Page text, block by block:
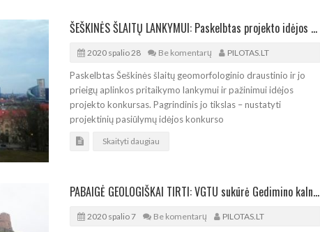
ŠEŠKINĖS ŠLAITŲ LANKYMUI: Paskelbtas projekto idėjos konkursas
2020 spalio 28 Be komentarų PILOTAS.LT
Paskelbtas Šeškinės šlaitų geomorfologinio draustinio ir jo
prieigų aplinkos pritaikymo lankymui ir pažinimui idėjos
projekto konkursas. Pagrindinis jo tikslas – nustatyti
projektinių pasiūlymų idėjos konkurso
Skaityti daugiau
PABAIGĖ GEOLOGIŠKAI TIRTI: VGTU sukūrė Gedimino kalno 3D modelį
2020 spalio 7 Be komentarų PILOTAS.LT